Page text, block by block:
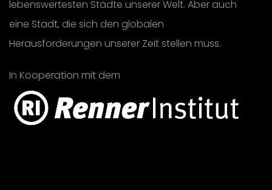
lebenswertesten Städte unserer Welt. Aber auch
eine Stadt, die sich den globalen
Herausforderungen unserer Zeit stellen muss.
In Kooperation mit dem